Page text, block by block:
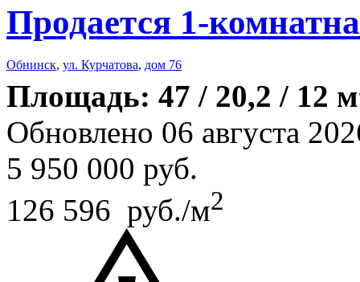
Продается 1-
Обнинск, ул. Курчатова, дом 76
Площадь: 47 / 20,2 / 12 м
Обновлено 06 августа
5 950 000 руб.
126 596 руб./м2